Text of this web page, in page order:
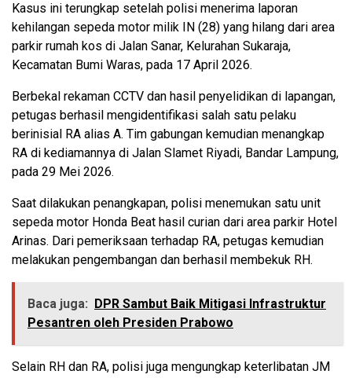
Kasus ini terungkap setelah polisi menerima laporan
kehilangan sepeda motor milik IN (28) yang hilang dari area
parkir rumah kos di Jalan Sanar, Kelurahan Sukaraja,
Kecamatan Bumi Waras, pada 17 April 2026.
Berbekal rekaman CCTV dan hasil penyelidikan di lapangan,
petugas berhasil mengidentifikasi salah satu pelaku
berinisial RA alias A. Tim gabungan kemudian menangkap
RA di kediamannya di Jalan Slamet Riyadi, Bandar Lampung,
pada 29 Mei 2026.
Saat dilakukan penangkapan, polisi menemukan satu unit
sepeda motor Honda Beat hasil curian dari area parkir Hotel
Arinas. Dari pemeriksaan terhadap RA, petugas kemudian
melakukan pengembangan dan berhasil membekuk RH.
Baca juga:
DPR Sambut Baik Mitigasi Infrastruktur
Pesantren oleh Presiden Prabowo
Selain RH dan RA, polisi juga mengungkap keterlibatan JM